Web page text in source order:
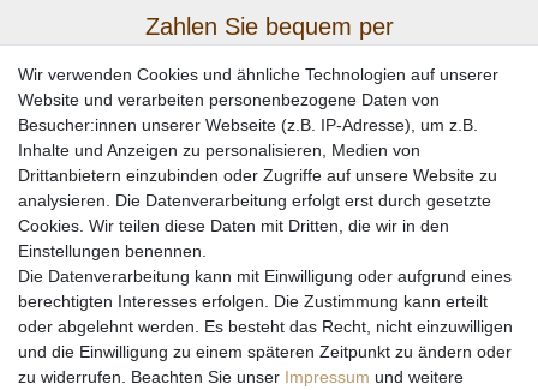
Zahlen Sie bequem per
Wir versenden mit
Wir verwenden Cookies und ähnliche Technologien auf unserer
Website und verarbeiten personenbezogene Daten von
Besucher:innen unserer Webseite (z.B. IP-Adresse), um z.B.
Inhalte und Anzeigen zu personalisieren, Medien von
Drittanbietern einzubinden oder Zugriffe auf unsere Website zu
analysieren. Die Datenverarbeitung erfolgt erst durch gesetzte
Cookies. Wir teilen diese Daten mit Dritten, die wir in den
Einstellungen benennen.
Die Datenverarbeitung kann mit Einwilligung oder aufgrund eines
berechtigten Interesses erfolgen. Die Zustimmung kann erteilt
oder abgelehnt werden. Es besteht das Recht, nicht einzuwilligen
und die Einwilligung zu einem späteren Zeitpunkt zu ändern oder
zu widerrufen. Beachten Sie unser Impressum und weitere